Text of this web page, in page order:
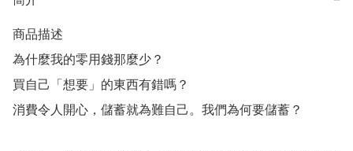
商品描述
為什麼我的零用錢那麼少？
買自己「想要」的東西有錯嗎？
消費令人開心，儲蓄就為難自己。我們為何要儲蓄？